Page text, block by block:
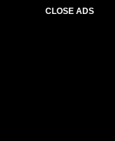
CLOSE ADS